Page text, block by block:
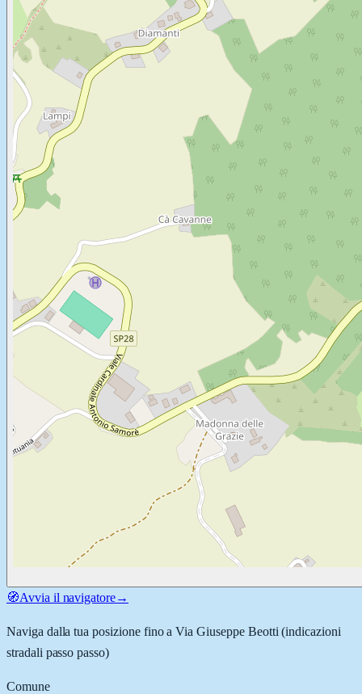
🧭Avvia il navigatore→
Naviga dalla tua posizione fino aVia Giuseppe Beotti (indicazioni
stradali passo passo)
Comune